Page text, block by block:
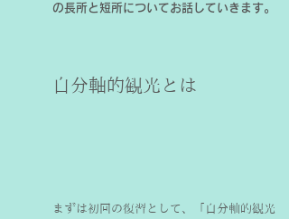
の長所と短所についてお話していきます。
自分軸的観光とは
まずは初回の復習として、「自分軸的観光